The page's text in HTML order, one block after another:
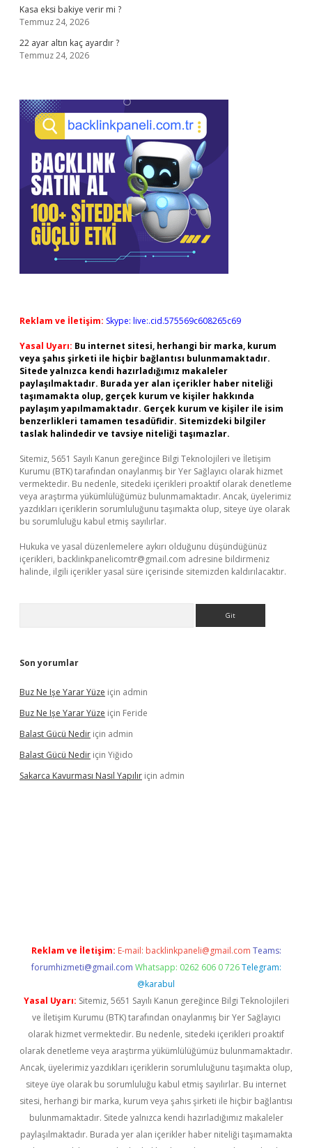
Kasa eksi bakiye verir mi ?
Temmuz 24, 2026
22 ayar altın kaç ayardır ?
Temmuz 24, 2026
Reklam ve İletişim: Skype: live:.cid.575569c608265c69
Yasal Uyarı: Bu internet sitesi, herhangi bir marka, kurum
veya şahıs şirketi ile hiçbir bağlantısı bulunmamaktadır.
Sitede yalnızca kendi hazırladığımız makaleler
paylaşılmaktadır. Burada yer alan içerikler haber niteliği
taşımamakta olup, gerçek kurum ve kişiler hakkında
paylaşım yapılmamaktadır. Gerçek kurum ve kişiler ile isim
benzerlikleri tamamen tesadüfidir. Sitemizdeki bilgiler
taslak halindedir ve tavsiye niteliği taşımazlar.
Sitemiz, 5651 Sayılı Kanun gereğince Bilgi Teknolojileri ve İletişim
Kurumu (BTK) tarafından onaylanmış bir Yer Sağlayıcı olarak hizmet
vermektedir. Bu nedenle, sitedeki içerikleri proaktif olarak denetleme
veya araştırma yükümlülüğümüz bulunmamaktadır. Ancak, üyelerimiz
yazdıkları içeriklerin sorumluluğunu taşımakta olup, siteye üye olarak
bu sorumluluğu kabul etmiş sayılırlar.
Hukuka ve yasal düzenlemelere aykırı olduğunu düşündüğünüz
içerikleri, backlinkpanelicomtr@gmail.com adresine bildirmeniz
halinde, ilgili içerikler yasal süre içerisinde sitemizden kaldırılacaktır.
Son yorumlar
Buz Ne Işe Yarar Yüze için admin
Buz Ne Işe Yarar Yüze için Feride
Balast Gücü Nedir için admin
Balast Gücü Nedir için Yiğido
Sakarca Kavurması Nasıl Yapılır için admin
Reklam ve İletişim: E-mail: backlinkpaneli@gmail.com Teams:
forumhizmeti@gmail.com Whatsapp: 0262 606 0 726 Telegram:
@karabul
Yasal Uyarı: Sitemiz, 5651 Sayılı Kanun gereğince Bilgi Teknolojileri
ve İletişim Kurumu (BTK) tarafından onaylanmış bir Yer Sağlayıcı
olarak hizmet vermektedir. Bu nedenle, sitedeki içerikleri proaktif
olarak denetleme veya araştırma yükümlülüğümüz bulunmamaktadır.
Ancak, üyelerimiz yazdıkları içeriklerin sorumluluğunu taşımakta olup,
siteye üye olarak bu sorumluluğu kabul etmiş sayılırlar. Bu internet
sitesi, herhangi bir marka, kurum veya şahıs şirketi ile hiçbir bağlantısı
bulunmamaktadır. Sitede yalnızca kendi hazırladığımız makaleler
paylaşılmaktadır. Burada yer alan içerikler haber niteliği taşımamakta